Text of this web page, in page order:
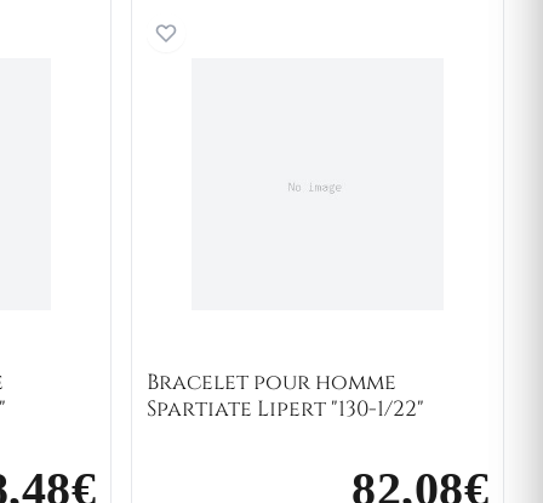
pour homme Equestre Alexic "083-1"
Bracelet pour homme
Spartiate Lipert "130-1/22"